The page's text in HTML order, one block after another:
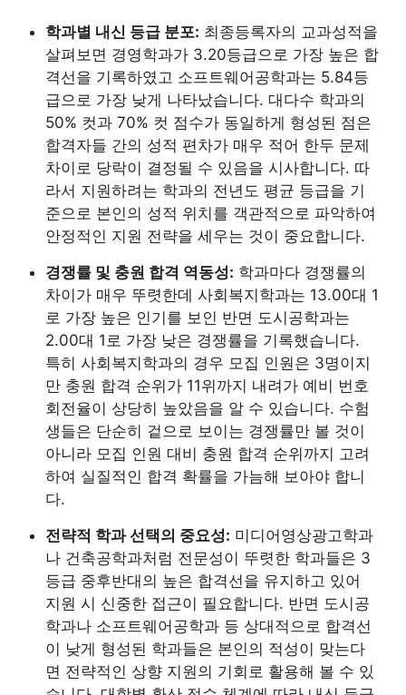
학과별 내신 등급 분포: 최종등록자의 교과성적을
살펴보면 경영학과가 3.20등급으로 가장 높은 합
격선을 기록하였고 소프트웨어공학과는 5.84등
급으로 가장 낮게 나타났습니다. 대다수 학과의
50% 컷과 70% 컷 점수가 동일하게 형성된 점은
합격자들 간의 성적 편차가 매우 적어 한두 문제
차이로 당락이 결정될 수 있음을 시사합니다. 따
라서 지원하려는 학과의 전년도 평균 등급을 기
준으로 본인의 성적 위치를 객관적으로 파악하여
안정적인 지원 전략을 세우는 것이 중요합니다.
경쟁률 및 충원 합격 역동성: 학과마다 경쟁률의
차이가 매우 뚜렷한데 사회복지학과는 13.00대 1
로 가장 높은 인기를 보인 반면 도시공학과는
2.00대 1로 가장 낮은 경쟁률을 기록했습니다.
특히 사회복지학과의 경우 모집 인원은 3명이지
만 충원 합격 순위가 11위까지 내려가 예비 번호
회전율이 상당히 높았음을 알 수 있습니다. 수험
생들은 단순히 겉으로 보이는 경쟁률만 볼 것이
아니라 모집 인원 대비 충원 합격 순위까지 고려
하여 실질적인 합격 확률을 가늠해 보아야 합니
다.
전략적 학과 선택의 중요성: 미디어영상광고학과
나 건축공학과처럼 전문성이 뚜렷한 학과들은 3
등급 중후반대의 높은 합격선을 유지하고 있어
지원 시 신중한 접근이 필요합니다. 반면 도시공
학과나 소프트웨어공학과 등 상대적으로 합격선
이 낮게 형성된 학과들은 본인의 적성이 맞는다
면 전략적인 상향 지원의 기회로 활용해 볼 수 있